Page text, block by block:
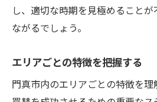
門真市での資産形成を
エネルギー効率を考慮
し、適切な時期を見極めること
ながるでしょう。
エリアごとの特徴を把握する
門真市内のエリアごとの特徴を